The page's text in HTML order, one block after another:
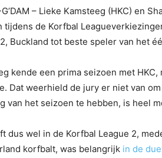
G’DAM – Lieke Kamsteeg (HKC) en
tijdens de Korfbal
Buckland tot beste speler van het
kende een prima seizoen met
Dat weerhield de jury er niet van
van het seizoen te hebben, is heel
dus wel in de Korfbal League 2,
korfbalt, was belangrijk in de